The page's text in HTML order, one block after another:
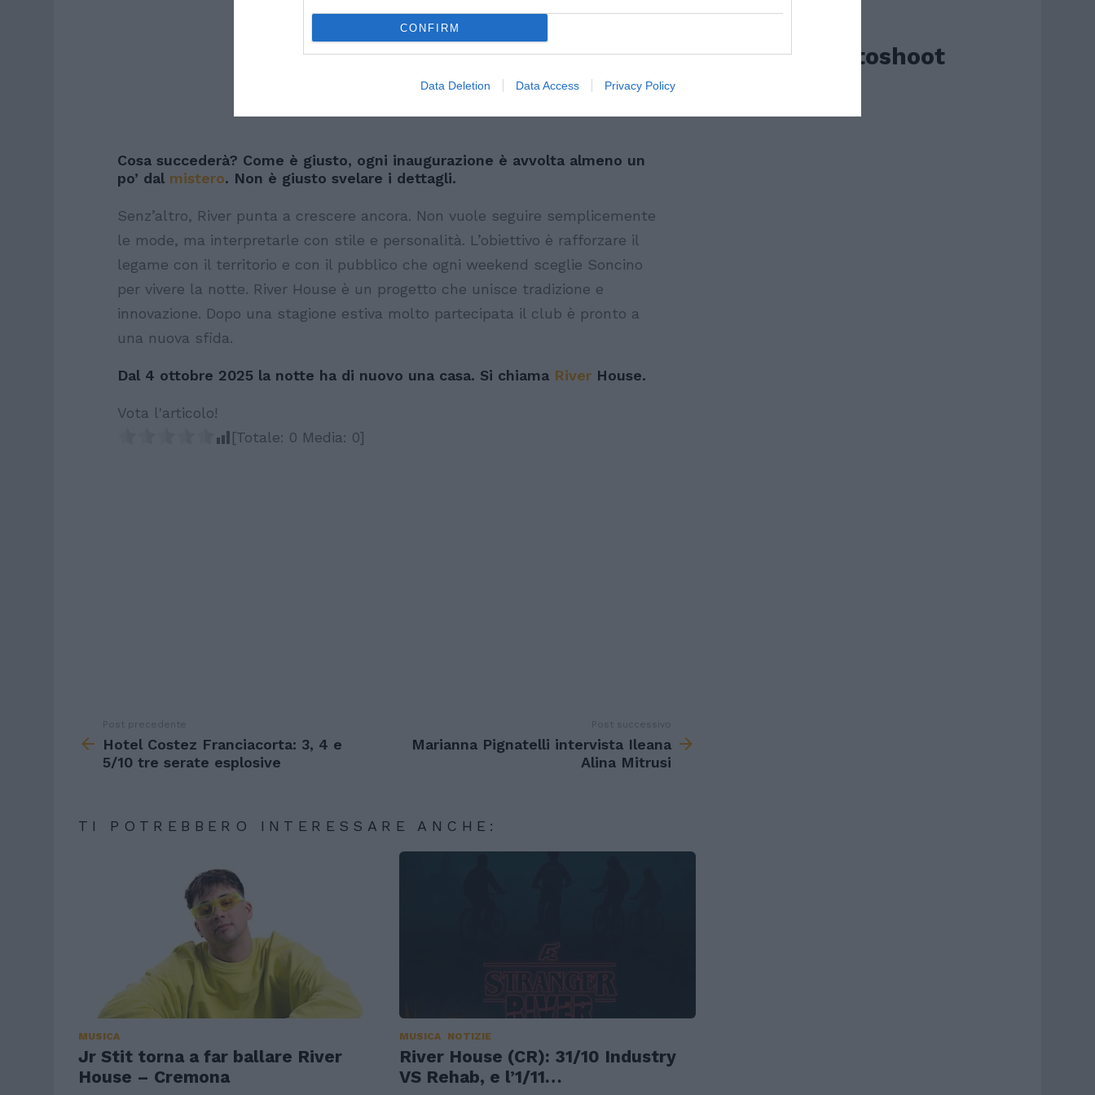
CONFIRM
Data Deletion Data Access Privacy Policy
Cosa succederà? Come è giusto, ogni inaugurazione è avvolta almeno un
po’ dal mistero. Non è giusto svelare i dettagli.
Senz’altro, River punta a crescere ancora. Non vuole seguire semplicemente
le mode, ma interpretarle con stile e personalità. L’obiettivo è rafforzare il
legame con il territorio e con il pubblico che ogni weekend sceglie Soncino
per vivere la notte. River House è un progetto che unisce tradizione e
innovazione. Dopo una stagione estiva molto partecipata il club è pronto a
una nuova sfida.
Dal 4 ottobre 2025 la notte ha di nuovo una casa. Si chiama River House.
Vota l'articolo!
[Totale: 0 Media: 0]
more
Post precedente
Hotel Costez Franciacorta: 3, 4 e
5/10 tre serate esplosive
Post successivo
Marianna Pignatelli intervista Ileana
Alina Mitrusi
TI POTREBBERO INTERESSARE ANCHE:
MUSICA
Jr Stit torna a far ballare River
House – Cremona
MUSICA NOTIZIE
River House (CR): 31/10 Industry
VS Rehab, e l’1/11…
Paris Photoshoot